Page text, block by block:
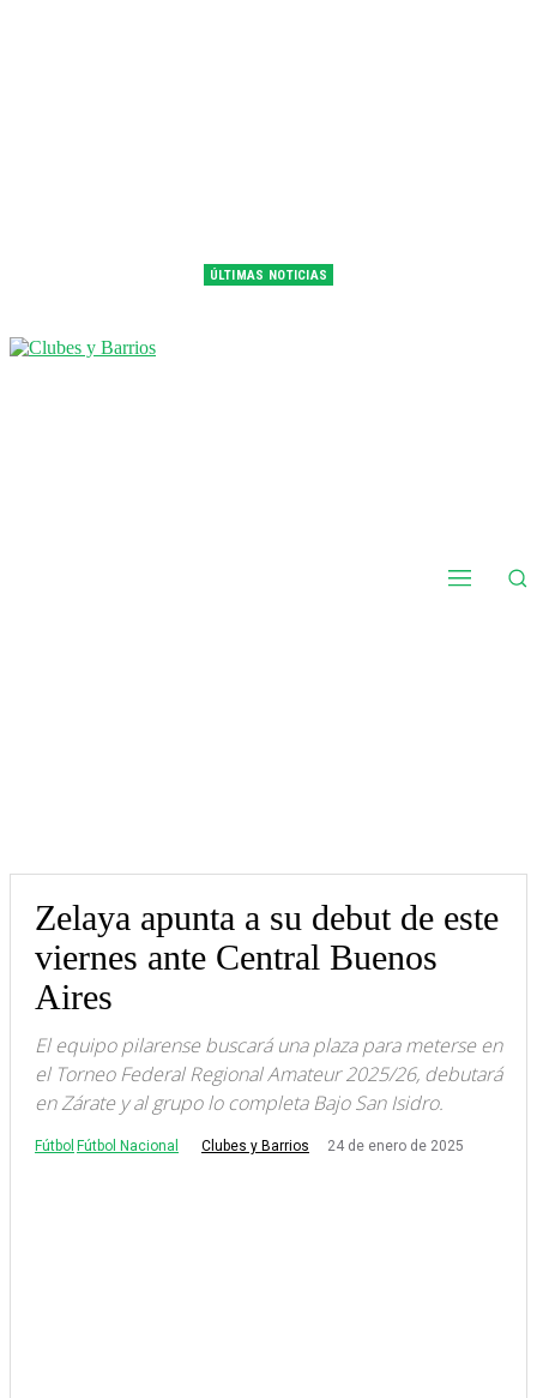
ÚLTIMAS NOTICIAS
Zelaya apunta a su debut de este
viernes ante Central Buenos
Aires
El equipo pilarense buscará una plaza para meterse en
el Torneo Federal Regional Amateur 2025/26, debutará
en Zárate y al grupo lo completa Bajo San Isidro.
Fútbol Fútbol Nacional Clubes y Barrios 24 de enero de 2025